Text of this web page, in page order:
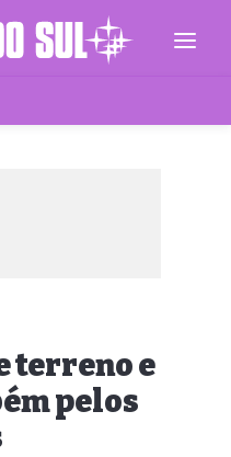
terreno e
pelos